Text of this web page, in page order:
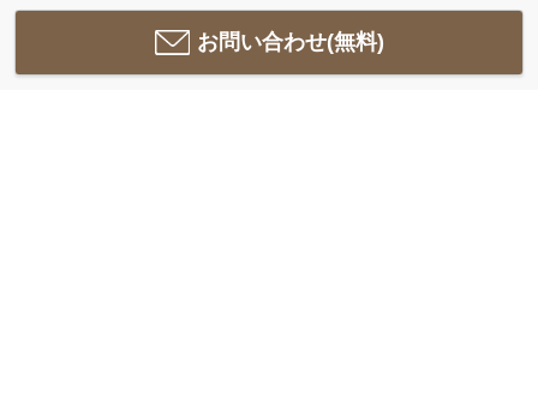
お問い合わせ(無料)